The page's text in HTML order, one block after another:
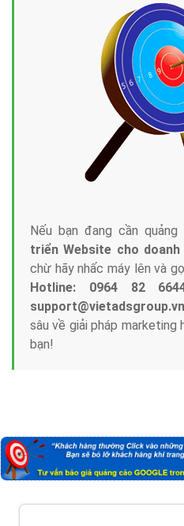
Nếu bạn đang cần
triển Website cho doanh
chừ hãy nhấc máy lên và
Hotline: 0964 82
support@vietadsgroup.vn
sâu về giải pháp marketing
bạn!